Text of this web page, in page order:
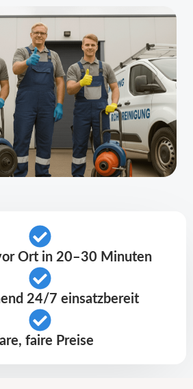
Ort in 20–30 Minuten
24/7 einsatzbereit
faire Preise